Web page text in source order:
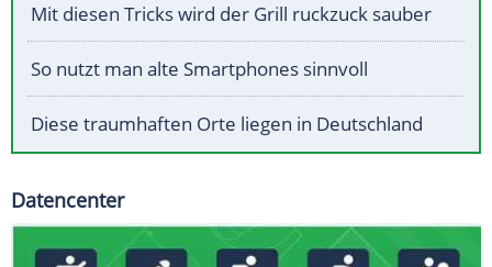
Mit diesen Tricks wird der Grill ruckzuck sauber
So nutzt man alte Smartphones sinnvoll
Diese traumhaften Orte liegen in Deutschland
Datencenter